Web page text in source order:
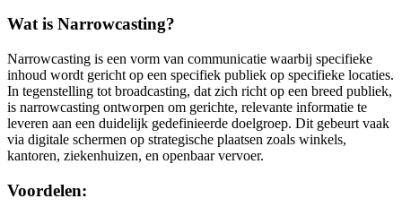
Wat is Narrowcasting?
Narrowcasting is een vorm van communicatie waarbij specifieke
inhoud wordt gericht op een specifiek publiek op specifieke locaties.
In tegenstelling tot broadcasting, dat zich richt op een breed publiek,
is narrowcasting ontworpen om gerichte, relevante informatie te
leveren aan een duidelijk gedefinieerde doelgroep. Dit gebeurt vaak
via digitale schermen op strategische plaatsen zoals winkels,
kantoren, ziekenhuizen, en openbaar vervoer.
Voordelen: